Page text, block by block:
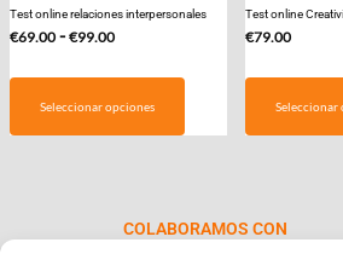
Test online relaciones interpersonales
€69.00 - €99.00Rango
desde
Seleccionar opciones
opciones
Test online
€79.00
Seleccionar
COLABORAMOS CON